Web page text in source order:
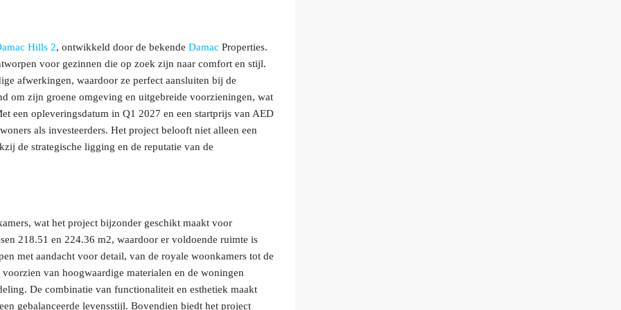
Hills 2, ontwikkeld door de bekende Damac Properties.
voor gezinnen die op zoek zijn naar comfort en stijl.
afwerkingen, waardoor ze perfect aansluiten bij de
om zijn groene omgeving en uitgebreide voorzieningen, wat
een opleveringsdatum in Q1 2027 en een startprijs van AED
als investeerders. Het project belooft niet alleen een
de strategische ligging en de reputatie van de
wat het project bijzonder geschikt maakt voor
218.51 en 224.36 m2, waardoor er voldoende ruimte is
met aandacht voor detail, van de royale woonkamers tot de
van hoogwaardige materialen en de woningen
De combinatie van functionaliteit en esthetiek maakt
gebalanceerde levensstijl. Bovendien biedt het project